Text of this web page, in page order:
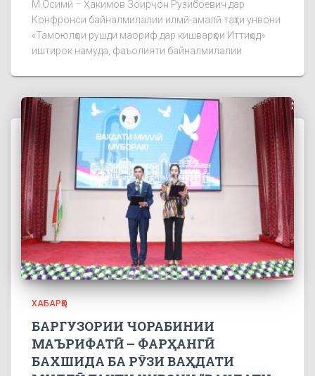
М.Осимӣ – Ҳакимов Зоирҷон Рузибоевич дар
Конфронси байналмилалии илмӣ-амалӣ таҳти унвони
«Тамоюлҳои рушди маориф дар кишварҳои Иттиҳод»
иштирок намуда, фаъолияти байналмилалии
ХАБАРҲО
БАРГУЗОРИИ ЧОРАБИНИИ
МАЪРИФАТӢ – ФАРҲАНГӢ
БАХШИДА БА РӮЗИ ВАҲДАТИ